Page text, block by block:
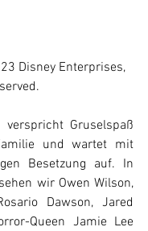
Disney Enterprises,
verspricht Gruselspaß
und wartet mit
Besetzung auf. In
wir Owen Wilson,
Dawson, Jared
Queen Jamie Lee